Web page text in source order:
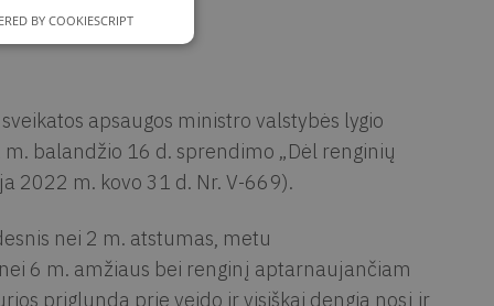
apsaugos ministro valstybės lygio
balandžio 16 d. sprendimo „Dėl renginių
2022 m. kovo 31 d. Nr. V-669).
nei 2 m. atstumas, metu
6 m. amžiaus bei renginį aptarnaujančiam
priglunda prie veido ir visiškai dengia nosį ir
BY COOKIESCRIPT